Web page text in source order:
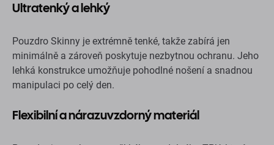
Ultratenký a lehký
Pouzdro Skinny je extrémně tenké, takže zabírá jen
minimálně a zároveň poskytuje nezbytnou ochranu. Jeho
lehká konstrukce umožňuje pohodlné nošení a snadnou
manipulaci po celý den.
Flexibilní a nárazuvzdorný materiál